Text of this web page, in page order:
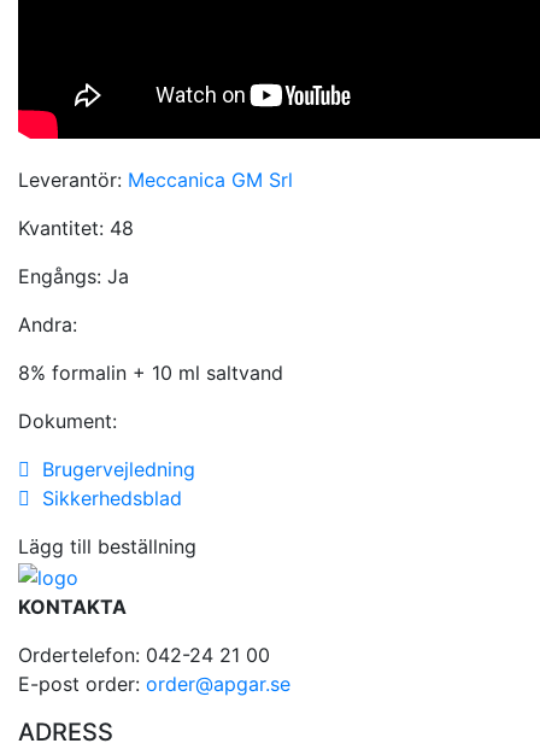
Leverantör: Meccanica GM Srl
Kvantitet: 48
Engångs: Ja
Andra:
8% formalin + 10 ml saltvand
Dokument:
Brugervejledning
Sikkerhedsblad
Lägg till beställning
KONTAKTA
Ordertelefon: 042-24 21 00
E-post order: order@apgar.se
ADRESS